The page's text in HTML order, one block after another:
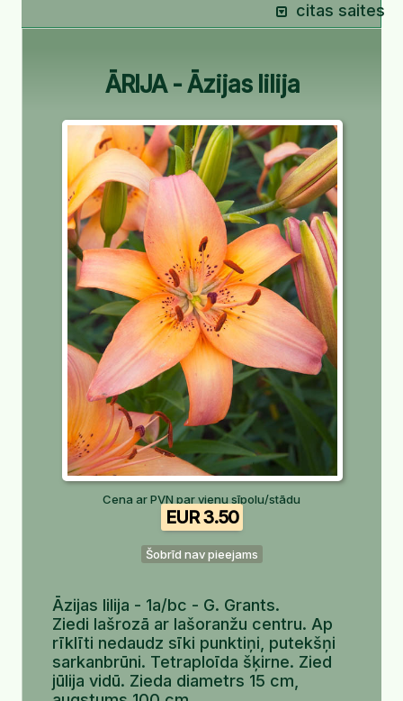
citas saites
ĀRIJA - Āzijas lilija
Cena ar PVN par vienu sīpolu/stādu
EUR 3.50
Šobrīd nav pieejams
Āzijas lilija - 1a/bc - G. Grants.
Ziedi lašrozā ar lašoranžu centru. Ap
rīklīti nedaudz sīki punktiņi, putekšņi
sarkanbrūni. Tetraploīda šķirne. Zied
jūlija vidū. Zieda diametrs 15 cm,